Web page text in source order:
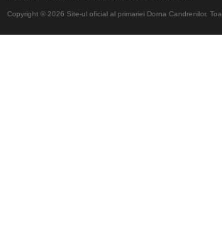
Copyright © 2026 Site-ul oficial al primariei Dorna Candrenilor.